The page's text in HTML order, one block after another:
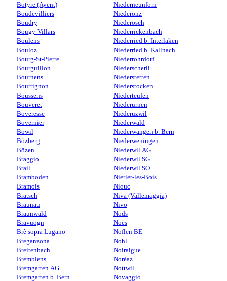
Botyre (Ayent)
Boudevilliers
Boudry
Bougy-Villars
Boulens
Bouloz
Bourg-St-Pierre
Bourguillon
Bournens
Bourrignon
Boussens
Bouveret
Boveresse
Bovernier
Bowil
Bözberg
Bözen
Braggio
Brail
Bramboden
Bramois
Bratsch
Braunau
Braunwald
Bravuogn
Brè sopra Lugano
Breganzona
Breitenbach
Bremblens
Bremgarten AG
Bremgarten b. Bern
Niederneunforn
Niederönz
Niederösch
Niederrickenbach
Niederried b. Interlaken
Niederried b. Kallnach
Niederrohrdorf
Niederscherli
Niederstetten
Niederstocken
Niederteufen
Niederurnen
Niederuzwil
Niederwald
Niederwangen b. Bern
Niederweningen
Niederwil AG
Niederwil SG
Niederwil SO
Nierlet-les-Bois
Niouc
Niva (Vallemaggia)
Nivo
Nods
Noës
Noflen BE
Nohl
Noiraigue
Noréaz
Nottwil
Novaggio